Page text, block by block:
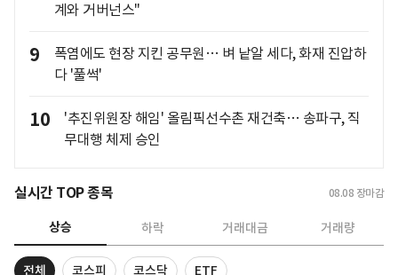
계와 거버넌스"
9
폭염에도 현장 지킨 공무원… 벼 낱알 세다, 화재 진압하
다 '풀썩'
10
'추진위원장 해임' 올림픽선수촌 재건축… 송파구, 직
무대행 체제 승인
실시간 TOP 종목 08.08 장마감
상승 하락 거래대금 거래량
전체 코스피 코스닥 ETF